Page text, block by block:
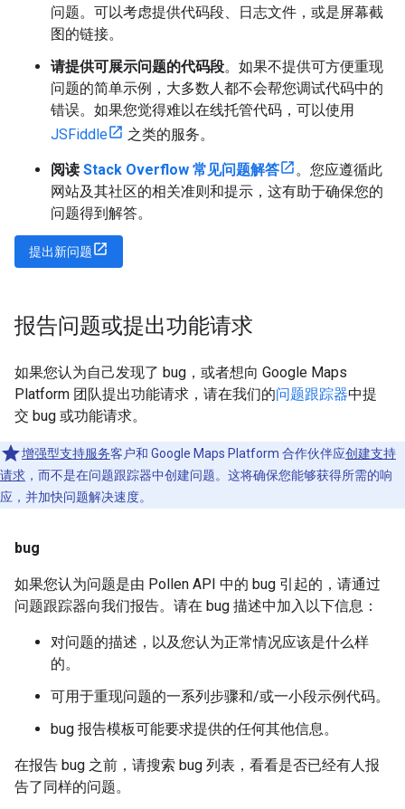
问题。可以考虑提供代码段、日志文件，或是屏幕截
图的链接。
请提供可展示问题的代码段。如果不提供可方便重现
问题的简单示例，大多数人都不会帮您调试代码中的
错误。如果您觉得难以在线托管代码，可以使用
JSFiddle
之类的服务。
阅读 Stack Overflow 常见问题解答
。您应遵循此
网站及其社区的相关准则和提示，这有助于确保您的
问题得到解答。
提出新问题
报告问题或提出功能请求
如果您认为自己发现了 bug，或者想向 Google Maps
Platform 团队提出功能请求，请在我们的问题跟踪器中提
交 bug 或功能请求。
增强型支持服务客户和 Google Maps Platform 合作伙伴应创建支持
请求 ，而不是在问题跟踪器中创建问题。这将确保您能够获得所需的响
应，并加快问题解决速度。
bug
如果您认为问题是由 Pollen API 中的 bug 引起的，请通过
问题跟踪器向我们报告。请在 bug 描述中加入以下信息：
对问题的描述，以及您认为正常情况应该是什么样
的。
可用于重现问题的一系列步骤和/或一小段示例代码。
bug 报告模板可能要求提供的任何其他信息。
在报告 bug 之前，请搜索 bug 列表，看看是否已经有人报
告了同样的问题。